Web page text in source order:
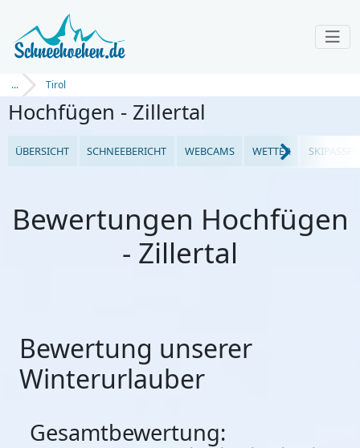
... Tirol
Hochfügen - Zillertal
ÜBERSICHT SCHNEEBERICHT WEBCAMS WETTER
Bewertungen Hochfügen
- Zillertal
Bewertung unserer
Winterurlauber
Gesamtbewertung: